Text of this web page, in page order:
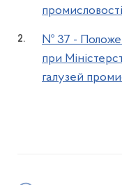
№ 37 -
при
галузей